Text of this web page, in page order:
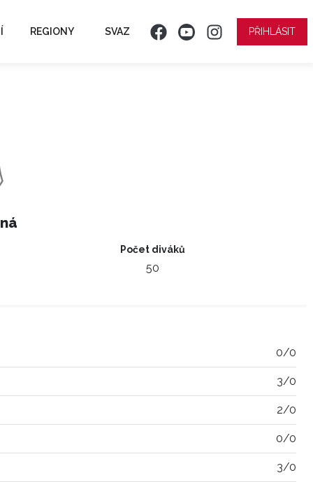
REGIONY SVAZ PŘIHLÁSIT
Počet diváků
50
0/0
3/0
2/0
0/0
3/0